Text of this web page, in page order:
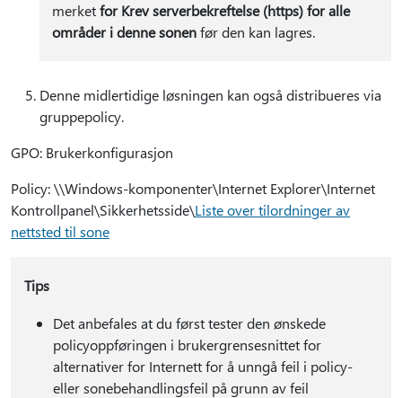
merketfor Krev serverbekreftelse (https) for alle
områder i denne sonenfør den kan lagres.
Denne midlertidige løsningen kan også distribueres via
gruppepolicy.
GPO: Brukerkonfigurasjon
Policy: \\Windows-komponenter\Internet Explorer\Internet
Kontrollpanel\Sikkerhetsside\Liste over tilordninger av
nettsted til sone
Tips
Det anbefales at du først tester den ønskede
policyoppføringen i brukergrensesnittet for
alternativer for Internett for å unngå feil i policy-
eller sonebehandlingsfeil på grunn av feil